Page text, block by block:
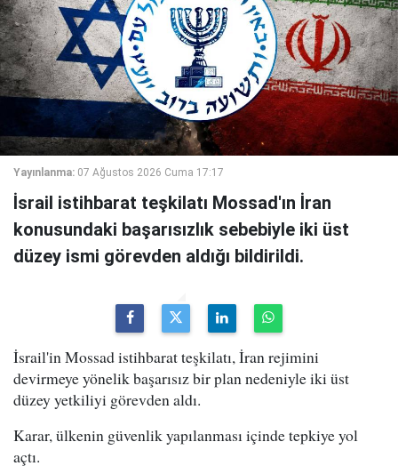
Yayınlanma: 07 Ağustos 2026 Cuma 17:17
İsrail istihbarat teşkilatı Mossad'ın İran
konusundaki başarısızlık sebebiyle iki üst
düzey ismi görevden aldığı bildirildi.
İsrail'in Mossad istihbarat teşkilatı, İran rejimini
devirmeye yönelik başarısız bir plan nedeniyle iki üst
düzey yetkiliyi görevden aldı.
Karar, ülkenin güvenlik yapılanması içinde tepkiye yol
açtı.